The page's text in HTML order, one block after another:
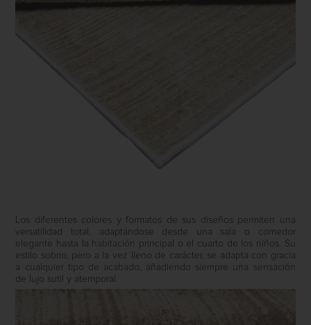
Los diferentes colores y formatos de sus diseños permiten una
versatilidad total, adaptándose desde una sala o comedor
elegante hasta la habitación principal o el cuarto de los niños. Su
estilo sobrio, pero a la vez lleno de carácter, se adapta con gracia
a cualquier tipo de acabado, añadiendo siempre una sensación
de lujo sutil y atemporal.